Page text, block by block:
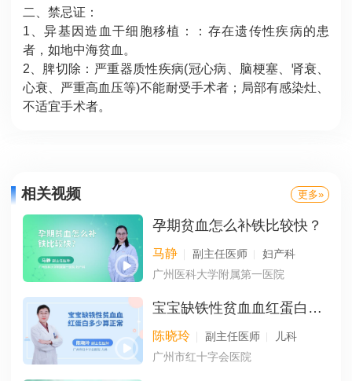
二、禁忌证：
1、异基因造血干细胞移植：：存在遗传性疾病的患
者，如地中海贫血。
2、脾切除：严重器质性疾病(冠心病、脑梗塞、肾衰、
心衰、严重高血压等)不能耐受手术者；局部有感染灶、
不适宜手术者。
相关视频 更多»
孕期贫血怎么补铁比较快？
马静 副主任医师
妇产科
广州医科大学附属第一医院
宝宝缺铁性贫血血红蛋白多少算正常
陈晓玲 副主任医师
儿科
广州市红十字会医院